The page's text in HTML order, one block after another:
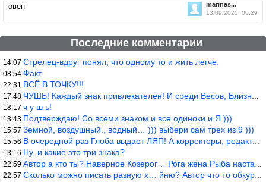
marinas...
13/09/2025, 00:29
овен
Последние комментарии
14:07 Стрелец-вдруг понял, что одному то и жить легче.
08:54 Факт.
22:31 ВСЁ В ТОЧКУ!!!
17:48 ЧУШЬ! Каждый знак привлекателен! И среди Весов, Близнецов встреч
18:17 ч у ш ь!
13:43 Подтверждаю! Со всеми знаком и все одиноки и Я )))
15:57 Земной, воздушный., водный… ))) выбери сам трех из 9 )))
15:56 В очередной раз Глоба выдает ЛЯП! А корректоры, редакторы пропус
13:16 Ну, и какие это три знака?
22:59 Автор а кто ты? Наверное Козерог… Рога жена Рыба наставила ))
22:57 Сколько можно писать разную х… йню? Автор что то обкурился?